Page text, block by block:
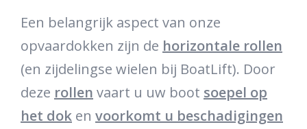
Een belangrijk aspect van onze
opvaardokken zijn de horizontale rollen
(en zijdelingse wielen bij BoatLift). Door
deze rollen vaart u uw boot soepel op
het dok en voorkomt u beschadigingen